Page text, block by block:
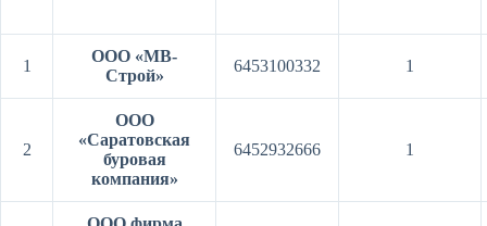
1
ООО «МВ-
Строй»
6453100332 1
2
ООО
«Саратовская
буровая
компания»
6452932666 1